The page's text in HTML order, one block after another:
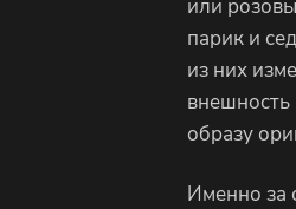
или
парик и
из них
внешность
образу
Именно за